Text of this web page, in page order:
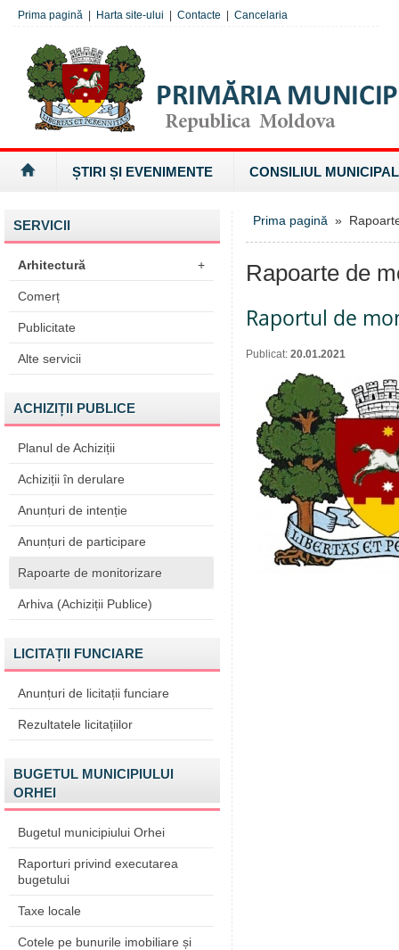
Prima pagină Harta site-ului Contacte Cancelaria
ȘTIRI ȘI EVENIMENTE CONSILIUL MUNICIPAL
SERVICII
Arhitectură +
Comerț
Publicitate
Alte servicii
ACHIZIȚII PUBLICE
Planul de Achiziții
Achiziții în derulare
Anunțuri de intenție
Anunțuri de participare
Rapoarte de monitorizare
Arhiva (Achiziții Publice)
LICITAȚII FUNCIARE
Anunțuri de licitații funciare
Rezultatele licitațiilor
BUGETUL MUNICIPIULUI
ORHEI
Bugetul municipiului Orhei
Raporturi privind executarea
bugetului
Taxe locale
Cotele pe bunurile imobiliare și
Prima pagină »
Rapoarte de
Raportul de
Publicat: 20.01.2021